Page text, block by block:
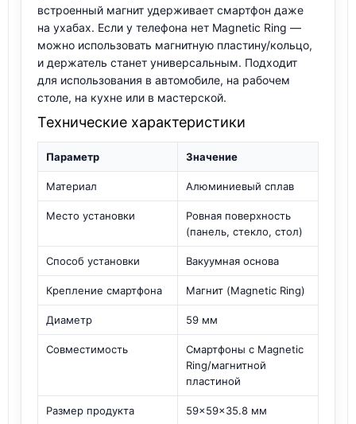
встроенный магнит удерживает смартфон даже
на ухабах. Если у телефона нет Magnetic Ring —
можно использовать магнитную пластину/кольцо,
и держатель станет универсальным. Подходит
для использования в автомобиле, на рабочем
столе, на кухне или в мастерской.
Технические характеристики
Параметр Значение
Материал Алюминиевый сплав
Место установки
Ровная поверхность
(панель, стекло, стол)
Способ установки Вакуумная основа
Крепление смартфона Магнит (Magnetic Ring)
Диаметр 59 мм
Совместимость
Смартфоны с Magnetic
Ring/магнитной
пластиной
Размер продукта 59×59×35.8 мм